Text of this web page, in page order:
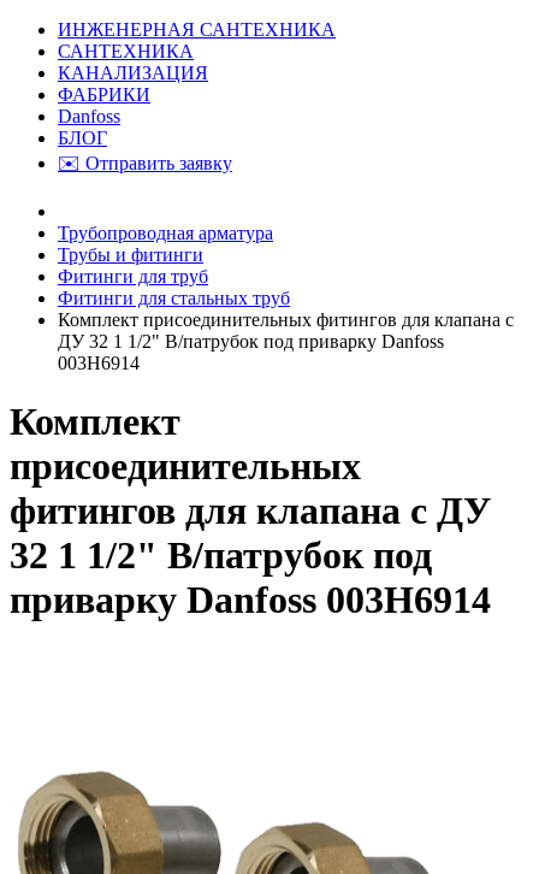
ИНЖЕНЕРНАЯ САНТЕХНИКА
САНТЕХНИКА
КАНАЛИЗАЦИЯ
ФАБРИКИ
Danfoss
БЛОГ
✉️ Отправить заявку
Трубопроводная арматура
Трубы и фитинги
Фитинги для труб
Фитинги для стальных труб
Комплект присоединительных фитингов для клапана с
ДУ 32 1 1/2" В/патрубок под приварку Danfoss
003H6914
Комплект
присоединительных
фитингов для клапана с ДУ
32 1 1/2" В/патрубок под
приварку Danfoss 003H6914